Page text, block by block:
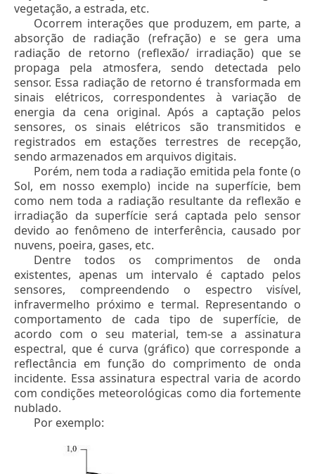
vegetação, a estrada, etc.
Ocorrem interações que produzem, em parte, a
absorção de radiação (refração) e se gera uma
radiação de retorno (reflexão/ irradiação) que se
propaga pela atmosfera, sendo detectada pelo
sensor. Essa radiação de retorno é transformada em
sinais elétricos, correspondentes à variação de
energia da cena original. Após a captação pelos
sensores, os sinais elétricos são transmitidos e
registrados em estações terrestres de recepção,
sendo armazenados em arquivos digitais.
Porém, nem toda a radiação emitida pela fonte (o
Sol, em nosso exemplo) incide na superfície, bem
como nem toda a radiação resultante da reflexão e
irradiação da superfície será captada pelo sensor
devido ao fenômeno de interferência, causado por
nuvens, poeira, gases, etc.
Dentre todos os comprimentos de onda
existentes, apenas um intervalo é captado pelos
sensores, compreendendo o espectro visível,
infravermelho próximo e termal. Representando o
comportamento de cada tipo de superfície, de
acordo com o seu material, tem-se a assinatura
espectral, que é curva (gráfico) que corresponde a
reflectância em função do comprimento de onda
incidente. Essa assinatura espectral varia de acordo
com condições meteorológicas como dia fortemente
nublado.
Por exemplo: